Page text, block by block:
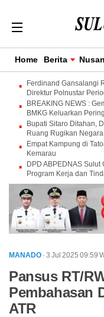
Home Berita
Ferdinand Gansalangi
Direktur Polnustar
BREAKING NEWS :
BMKG Keluarkan
Bupati Sitaro Ditahan,
Ruang Rugikan
Empat Kampung di
Kemarau
DPD ABPEDNAS
Program Kerja dan
MANADO · 3 Jul 2025 09:59
Pansus RT/
Pembahasan
ATR